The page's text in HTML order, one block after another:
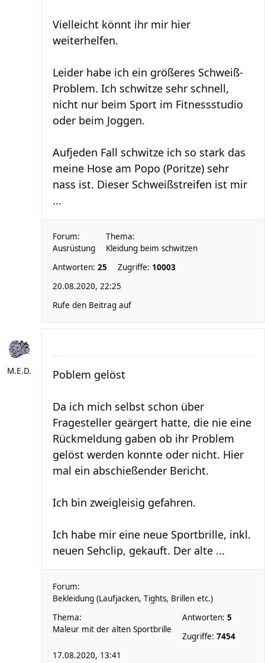
Vielleicht könnt ihr mir hier
weiterhelfen.
Leider habe ich ein größeres Schweiß-
Problem. Ich schwitze sehr schnell,
nicht nur beim Sport im Fitnessstudio
oder beim Joggen.
Aufjeden Fall schwitze ich so stark das
meine Hose am Popo (Poritze) sehr
nass ist. Dieser Schweißstreifen ist mir
...
Forum:
Ausrüstung
Thema:
Kleidung beim schwitzen
Antworten: 25 Zugriffe: 10003
20.08.2020, 22:25
Rufe den Beitrag auf
M.E.D. Poblem gelöst
Da ich mich selbst schon über
Fragesteller geärgert hatte, die nie eine
Rückmeldung gaben ob ihr Problem
gelöst werden konnte oder nicht. Hier
mal ein abschießender Bericht.
Ich bin zweigleisig gefahren.
Ich habe mir eine neue Sportbrille, inkl.
neuen Sehclip, gekauft. Der alte ...
Forum:
Bekleidung (Laufjacken, Tights, Brillen etc.)
Thema:
Maleur mit der alten Sportbrille
Antworten: 5
Zugriffe: 7454
17.08.2020, 13:41